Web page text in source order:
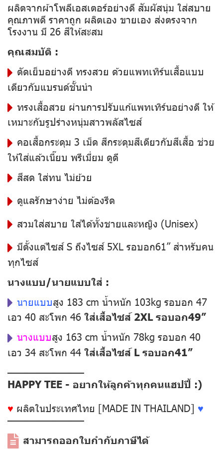
ผลิตจากผ้าโพลีเอสเตอร์อย่างดี สัมผัสนุ่ม ใส่สบาย
คุณภาพดี ราคาถูก ผลิตเอง ขายเอง ส่งตรงจาก
โรงงาน มี 26 สีให้สะสม
คุณสมบัติ :
ตัดเย็บอย่างดี ทรงสวย ด้วยแพทเทิร์นเสื้อแบบ
เดียวกับแบรนด์ชั้นนำ
ทรงเสื้อสวย ผ่านการปรับแก้แพทเทิร์นอย่างดี ให้
เหมาะกับรูปร่างหนุ่มสาวพลัสไซส์
คอเสื้อกระดุม 3 เม็ด สีกระดุมสีเดียวกับสีเสื้อ ช่วย
ให้ใส่แล้วเนี๊ยบ พรีเมี่ยม ดูดี
สีสด ใส่ทน ไม่ย้วย
ดูแลรักษาง่าย ไม่ต้องรีด
สวมใส่สบาย ใส่ได้ทั้งชายและหญิง (Unisex)
มีตั้งแต่ไซส์ S ถึงไซส์ 5XL รอบอก61” สำหรับคน
ทุกไซส์
นางแบบ/นายแบบใส่ :
นายแบบสูง 183 cm น้ำหนัก 103kg รอบอก 47
เอว 40 สะโพก 46 ใส่เสื้อไซส์ 2XL รอบอก49”
นางแบบสูง 163 cm น้ำหนัก 78kg รอบอก 40
เอว 34 สะโพก 44 ใส่เสื้อไซส์ L รอบอก41”
––––––––––––––
HAPPY TEE - อยากให้ลูกค้าทุกคนแฮปปี้ :)
♥ ผลิตในประเทศไทย [MADE IN THAILAND] ♥
––––––––––––––
สามารถออกใบกำกับภาษีได้